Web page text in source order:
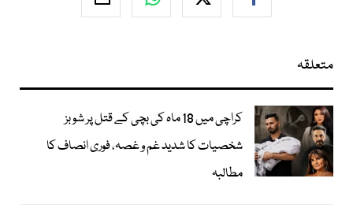
متعلقہ
کراچی میں 18 ماہ کی بچی کے قتل پر شوبز
شخصیات کا شدید غم و غصہ، فوری انصاف کا
مطالبہ